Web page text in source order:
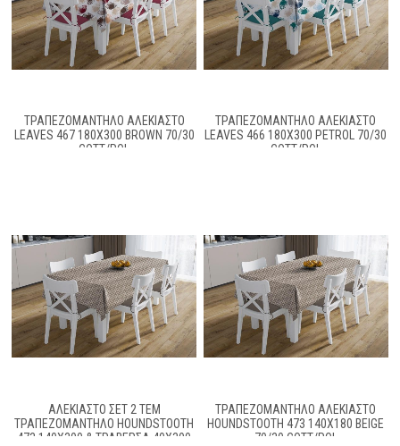
ΤΡΑΠΕΖΟΜΆΝΤΗΛΟ ΑΛΈΚΙΑΣΤΟ
LEAVES 467 180X300 BROWN 70/30
COTT/POL
ΤΡΑΠΕΖΟΜΆΝΤΗΛΟ ΑΛΈΚΙΑΣΤΟ
LEAVES 466 180X300 PETROL 70/30
COTT/POL
ΑΛΈΚΙΑΣΤΟ ΣΕΤ 2 ΤΕΜ
ΤΡΑΠΕΖΟΜΆΝΤΗΛΟ HOUNDSTOOTH
473 140X300 & ΤΡΑΒΈΡΣΑ 40X300
ΤΡΑΠΕΖΟΜΆΝΤΗΛΟ ΑΛΈΚΙΑΣΤΟ
HOUNDSTOOTH 473 140X180 BEIGE
70/30 COTT/POL